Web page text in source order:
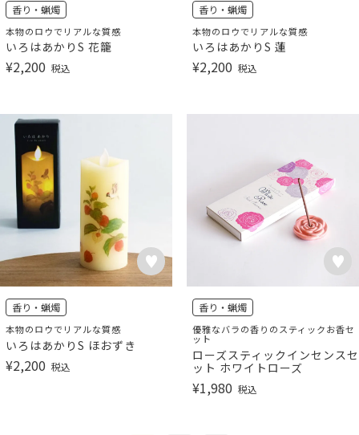
香り・蝋燭
本物のロウでリアルな質感
いろはあかりS 花籠
¥2,200 税込
香り・蝋燭
本物のロウでリアルな質感
いろはあかりS 蓮
¥2,200 税込
香り・蝋燭
本物のロウでリアルな質感
いろはあかりS ほおずき
¥2,200 税込
香り・蝋燭
優雅なバラの香りのスティックお香セ
ット
ローズスティックインセンスセ
ット ホワイトローズ
¥1,980 税込